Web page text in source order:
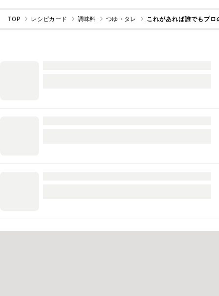
TOP レシピカード 調味料 つゆ・タレ これがあれば誰でもプ